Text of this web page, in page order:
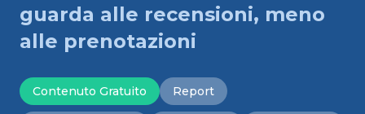
guarda alle recensioni, meno
alle prenotazioni
Contenuto Gratuito Report